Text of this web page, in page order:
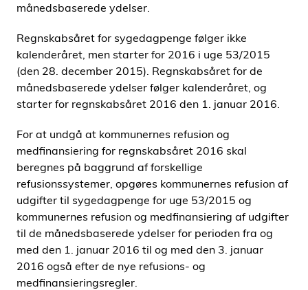
månedsbaserede ydelser.
Regnskabsåret for sygedagpenge følger ikke
kalenderåret, men starter for 2016 i uge 53/2015
(den 28. december 2015). Regnskabsåret for de
månedsbaserede ydelser følger kalenderåret, og
starter for regnskabsåret 2016 den 1. januar 2016.
For at undgå at kommunernes refusion og
medfinansiering for regnskabsåret 2016 skal
beregnes på baggrund af forskellige
refusionssystemer, opgøres kommunernes refusion af
udgifter til sygedagpenge for uge 53/2015 og
kommunernes refusion og medfinansiering af udgifter
til de månedsbaserede ydelser for perioden fra og
med den 1. januar 2016 til og med den 3. januar
2016 også efter de nye refusions- og
medfinansieringsregler.